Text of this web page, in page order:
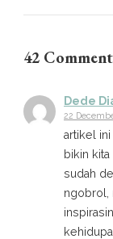
42
Dede
22
artikel
bikin
sudah
ngobrol,